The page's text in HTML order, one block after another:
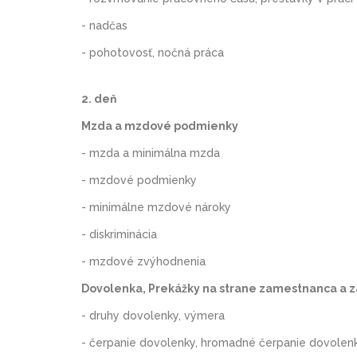
- nadčas
- pohotovosť, nočná práca
2. deň
Mzda a mzdové podmienky
- mzda a minimálna mzda
- mzdové podmienky
- minimálne mzdové nároky
- diskriminácia
- mzdové zvýhodnenia
Dovolenka, Prekážky na strane zamestnanca a
- druhy dovolenky, výmera
- čerpanie dovolenky, hromadné čerpanie